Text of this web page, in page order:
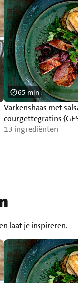
Varkenshaas met
courgettegratins
13 ingrediënten
65 min
laat je inspireren.